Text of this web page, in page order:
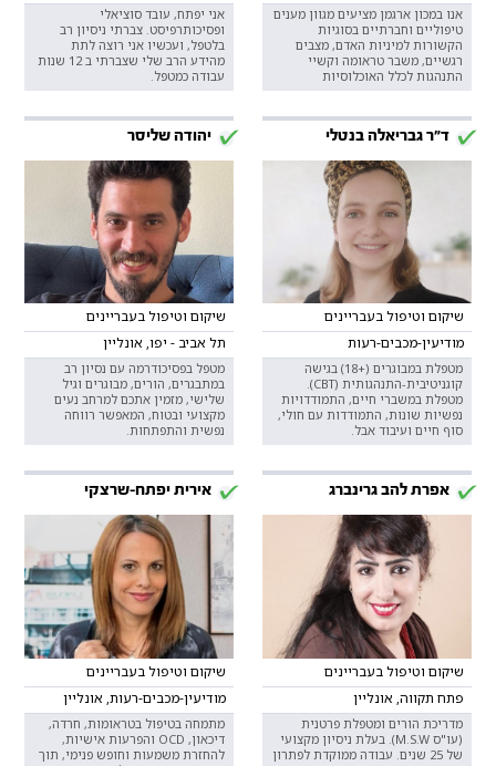
אנו במכון ארגמן מציעים מגוון מענים
טיפוליים וחברתיים בסוגיות
הקשורות למיניות האדם, מצבים
רגשיים, משבר טראומה וקשיי
התנהגות לכלל האוכלוסיות
אני יפתח, עובד סוציאלי
ופסיכותרפיסט. צברתי ניסיון רב
בלטפל, ועכשיו אני רוצה לתת
מהידע הרב שלי שצברתי ב 12 שנות
עבודה כמטפל.
ד"ר גבריאלה בנטלי
שיקום וטיפול בעבריינים
מודיעין-מכבים-רעות
מטפלת במבוגרים (+18) בגישה
קוגניטיבית-התנהגותית (CBT).
מטפלת במשברי חיים, התמודדויות
נפשיות שונות, התמודדות עם חולי,
סוף חיים ועיבוד אבל.
יהודה שליסר
שיקום וטיפול בעבריינים
תל אביב - יפו, אונליין
מטפל בפסיכודרמה עם נסיון רב
במתבגרים, הורים, מבוגרים וגיל
שלישי, מזמין אתכם למרחב נעים
מקצועי ובטוח, המאפשר רווחה
נפשית והתפתחות.
אפרת להב גרינברג
שיקום וטיפול בעבריינים
פתח תקווה, אונליין
מדריכת הורים ומטפלת פרטנית
(עו"ס M.S.W). בעלת ניסיון מקצועי
של 25 שנים. עבודה ממוקדת לפתרון
אירית יפתח-שרצקי
שיקום וטיפול בעבריינים
מודיעין-מכבים-רעות, אונליין
מתמחה בטיפול בטראומות, חרדה,
דיכאון, OCD והפרעות אישיות,
להחזרת משמעות וחופש פנימי, תוך